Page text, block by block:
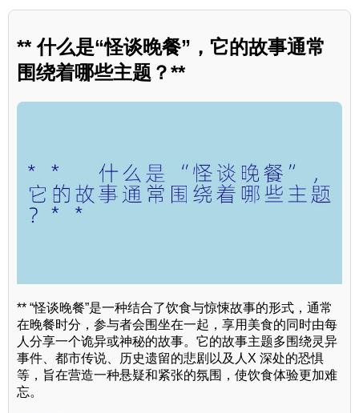
** 什么是“怪谈晚餐”，它的故事通常
围绕着哪些主题？**
** “怪谈晚餐”是一种结合了饮食与惊悚故事的形式，通常
在晚餐时分，参与者会围坐在一起，享用美食的同时由每
人分享一个诡异或神秘的故事。它的故事主题多围绕灵异
事件、都市传说、历史遗留的悲剧以及人X 深处的恐惧
等，旨在营造一种悬疑和紧张的氛围，使饮食体验更加难
忘。